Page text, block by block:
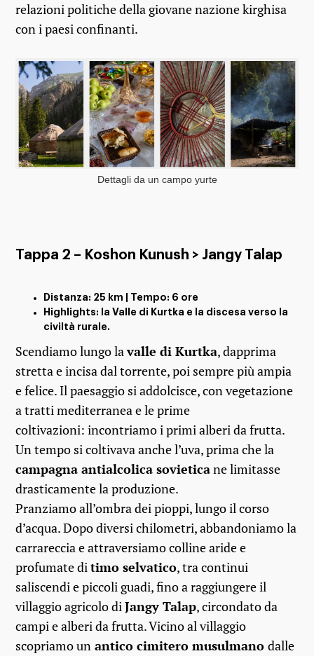
relazioni politiche della giovane nazione kirghisa
con i paesi confinanti.
Dettagli da un campo yurte
Tappa 2 – Koshon Kunush > Jangy Talap
Distanza: 25 km | Tempo: 6 ore
Highlights: la Valle di Kurtka e la discesa verso la
civiltà rurale.
Scendiamo lungo lavalle di Kurtka, dapprima
stretta e incisa dal torrente, poi sempre più ampia
e felice. Il paesaggio si addolcisce, con vegetazione
a tratti mediterranea e le prime
coltivazioni: incontriamo i primi alberi da frutta.
Un tempo si coltivava anche l’uva, prima che la
campagna antialcolica sovieticane limitasse
drasticamente la produzione.
Pranziamo all’ombra dei pioppi, lungo il corso
d’acqua. Dopo diversi chilometri, abbandoniamo la
carrareccia e attraversiamo colline aride e
profumate ditimo selvatico, tra continui
saliscendi e piccoli guadi, fino a raggiungere il
villaggio agricolo diJangy Talap, circondato da
campi e alberi da frutta. Vicino al villaggio
scopriamo un antico cimitero musulmanodalle